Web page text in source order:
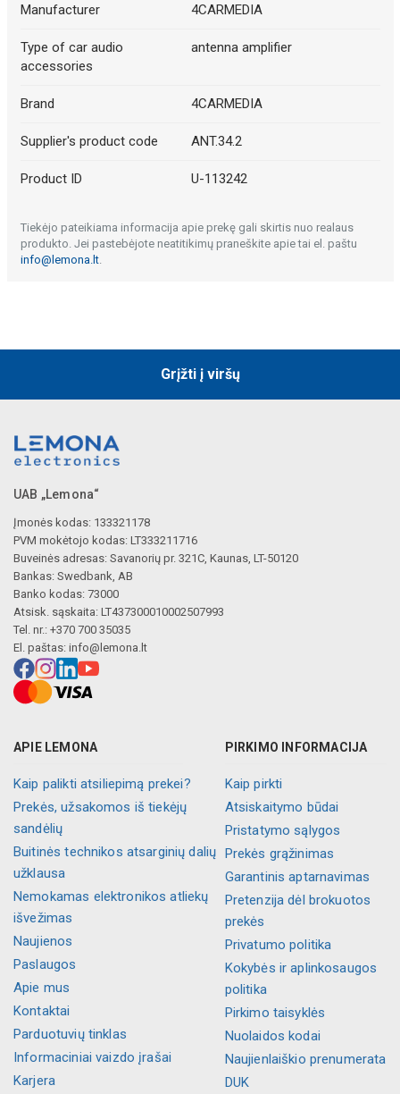
Manufacturer 4CARMEDIA
Type of car audio
accessories
antenna amplifier
Brand 4CARMEDIA
Supplier's product code ANT.34.2
Product ID U-113242
Tiekėjo pateikiama informacija apie prekę gali skirtis nuo realaus
produkto. Jei pastebėjote neatitikimų praneškite apie tai el. paštu
info@lemona.lt.
Grįžti į viršų
UAB „Lemona“
Įmonės kodas: 133321178
PVM mokėtojo kodas: LT333211716
Buveinės adresas: Savanorių pr. 321C, Kaunas, LT-50120
Bankas: Swedbank, AB
Banko kodas: 73000
Atsisk. sąskaita: LT437300010002507993
Tel. nr.: +370 700 35035
El. paštas: info@lemona.lt
APIE LEMONA
Kaip palikti atsiliepimą prekei?
Prekės, užsakomos iš tiekėjų
sandėlių
Buitinės technikos atsarginių dalių
užklausa
Nemokamas elektronikos atliekų
išvežimas
Naujienos
Paslaugos
Apie mus
Kontaktai
Parduotuvių tinklas
Informaciniai vaizdo įrašai
Karjera
PIRKIMO INFORMACIJA
Kaip pirkti
Atsiskaitymo būdai
Pristatymo sąlygos
Prekės grąžinimas
Garantinis aptarnavimas
Pretenzija dėl brokuotos
prekės
Privatumo politika
Kokybės ir aplinkosaugos
politika
Pirkimo taisyklės
Nuolaidos kodai
Naujienlaiškio prenumerata
DUK